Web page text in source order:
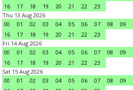
16
17 18 19 20 21 22
23
Thu 13 Aug 2026
00
01 02 03 04 05 06 07 08 09
16
17 18 19 20 21 22
23
Fri 14 Aug 2026
00
01 02 03 04 05 06 07 08 09
16
17 18 19 20 21 22
23
Sat 15 Aug 2026
00
01 02 03 04 05 06 07 08 09